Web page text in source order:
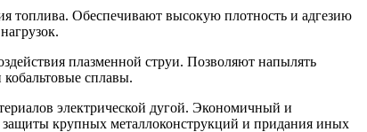
топлива. Обеспечивают высокую плотность и адгезию
плазменной струи. Позволяют напылять
сплавы.
электрической дугой. Экономичный и
крупных металлоконструкций и придания иных